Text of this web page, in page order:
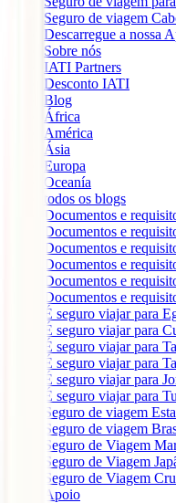
Seguro de viagem
Descarregue a nossa
Sobre nós
IATI Partners
Desconto IATI
Blog
África
América
Ásia
Europa
Oceanía
todos os blogs
Documentos e
Documentos e
Documentos e
Documentos e
Documentos e
Documentos e
É seguro viajar para
É seguro viajar para
É seguro viajar para
É seguro viajar para
É seguro viajar para
É seguro viajar para
Seguro de viagem
Seguro de viagem
Seguro de Viagem
Seguro de Viagem
Seguro de Viagem
Apoio